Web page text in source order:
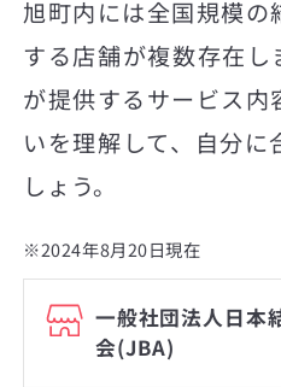
旭町内には全国規模
する店舗が複数存在
が提供するサービス
いを理解して、自分
しょう。
※2024年8月20日現在
一般社団法人日本
会(JBA)